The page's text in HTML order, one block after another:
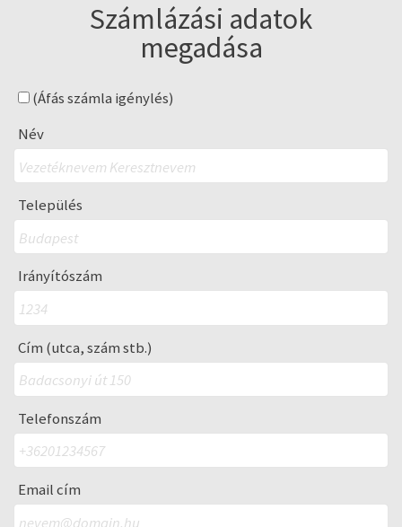
Számlázási adatok
megadása
(Áfás számla igénylés)
Név
Település
Irányítószám
Cím (utca, szám stb.)
Telefonszám
Email cím